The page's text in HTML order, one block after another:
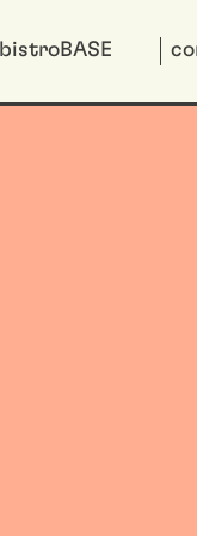
bistroBASE